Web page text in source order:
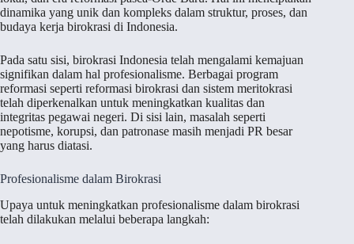
dinamika yang unik dan kompleks dalam struktur, proses, dan
budaya kerja birokrasi di Indonesia.
Pada satu sisi, birokrasi Indonesia telah mengalami kemajuan
signifikan dalam hal profesionalisme. Berbagai program
reformasi seperti reformasi birokrasi dan sistem meritokrasi
telah diperkenalkan untuk meningkatkan kualitas dan
integritas pegawai negeri. Di sisi lain, masalah seperti
nepotisme, korupsi, dan patronase masih menjadi PR besar
yang harus diatasi.
Profesionalisme dalam Birokrasi
Upaya untuk meningkatkan profesionalisme dalam birokrasi
telah dilakukan melalui beberapa langkah: